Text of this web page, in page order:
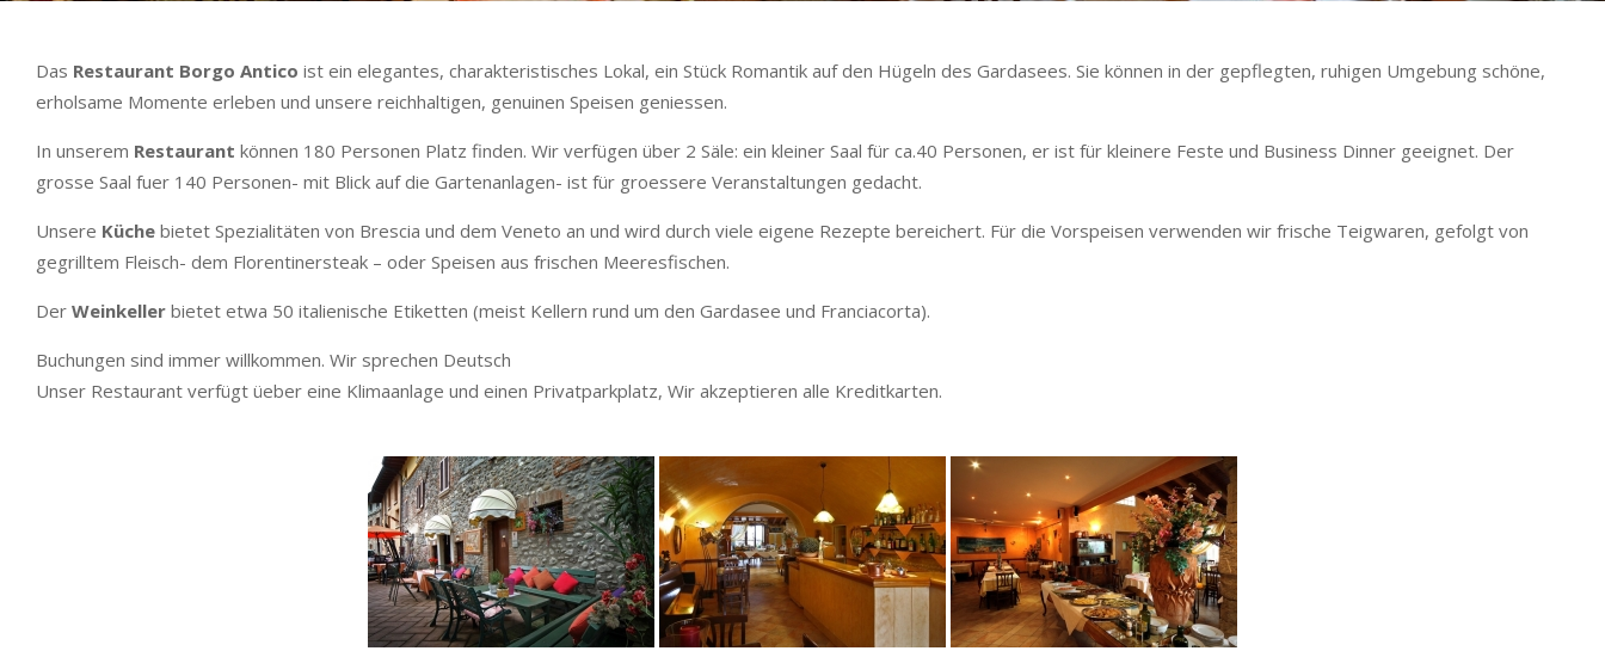
Das Restaurant Borgo Antico ist ein elegantes, charakteristisches Lokal, ein Stück Romantik auf den Hügeln des Gardasees. Sie können in der gepflegten, ruhigen Umgebung schöne,
erholsame Momente erleben und unsere reichhaltigen, genuinen Speisen geniessen.
In unserem Restaurant können 180 Personen Platz finden. Wir verfügen über 2 Säle: ein kleiner Saal für ca.40 Personen, er ist für kleinere Feste und Business Dinner geeignet. Der
grosse Saal fuer 140 Personen- mit Blick auf die Gartenanlagen- ist für groessere Veranstaltungen gedacht.
Unsere Küche bietet Spezialitäten von Brescia und dem Veneto an und wird durch viele eigene Rezepte bereichert. Für die Vorspeisen verwenden wir frische Teigwaren, gefolgt von
gegrilltem Fleisch- dem Florentinersteak – oder Speisen aus frischen Meeresfischen.
Der Weinkeller bietet etwa 50 italienische Etiketten (meist Kellern rund um den Gardasee und Franciacorta).
Buchungen sind immer willkommen. Wir sprechen Deutsch
Unser Restaurant verfügt üeber eine Klimaanlage und einen Privatparkplatz, Wir akzeptieren alle Kreditkarten.